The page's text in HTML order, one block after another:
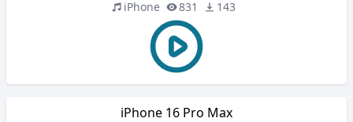
iPhone 831 143
iPhone 16 Pro Max